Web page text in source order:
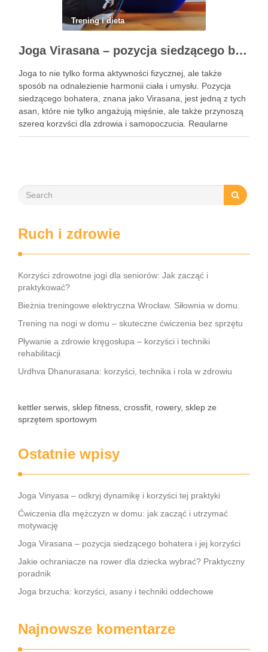
Trening i dieta
Joga Virasana – pozycja siedzącego bohatera i jej korzyści
Joga to nie tylko forma aktywności fizycznej, ale także
sposób na odnalezienie harmonii ciała i umysłu. Pozycja
siedzącego bohatera, znana jako Virasana, jest jedną z tych
asan, które nie tylko angażują mięśnie, ale także przynoszą
szereg korzyści dla zdrowia i samopoczucia. Regularne
praktykowanie tej pozycji może poprawić elastyczność
Ruch i zdrowie
Korzyści zdrowotne jogi dla seniorów: Jak zacząć i
praktykować?
Bieżnia treningowe elektryczna Wrocław. Siłownia w domu.
Trening na nogi w domu – skuteczne ćwiczenia bez sprzętu
Pływanie a zdrowie kręgosłupa – korzyści i techniki
rehabilitacji
Urdhva Dhanurasana: korzyści, technika i rola w zdrowiu
kettler serwis, sklep fitness, crossfit, rowery, sklep ze
sprzętem sportowym
Ostatnie wpisy
Joga Vinyasa – odkryj dynamikę i korzyści tej praktyki
Ćwiczenia dla mężczyzn w domu: jak zacząć i utrzymać
motywację
Joga Virasana – pozycja siedzącego bohatera i jej korzyści
Jakie ochraniacze na rower dla dziecka wybrać? Praktyczny
poradnik
Joga brzucha: korzyści, asany i techniki oddechowe
Najnowsze komentarze